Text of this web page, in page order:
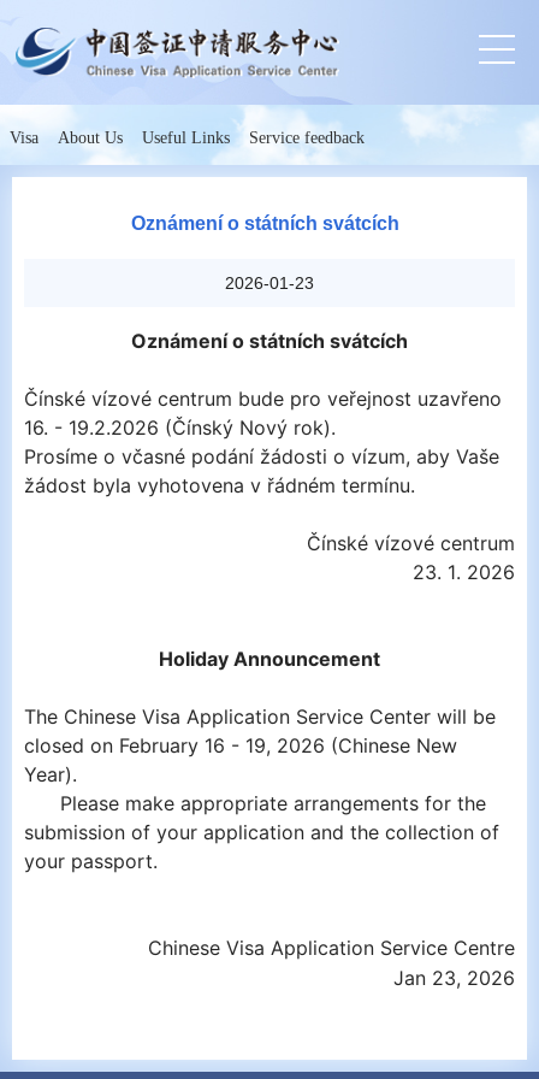
Visa About Us Useful Links Service feedback
Oznámení o státních svátcích
2026-01-23
Oznámení o státních svátcích
Čínské vízové centrum bude pro veřejnost uzavřeno
16. - 19.2.2026 (Čínský Nový rok).
Prosíme o včasné podání žádosti o vízum, aby Vaše
žádost byla vyhotovena v řádném termínu.
Čínské vízové centrum
23. 1. 2026
Holiday Announcement
The Chinese Visa Application Service Center will be
closed on February 16 - 19, 2026 (Chinese New
Year).
Please make appropriate arrangements for the
submission of your application and the collection of
your passport.
Chinese Visa Application Service Centre
Jan 23, 2026